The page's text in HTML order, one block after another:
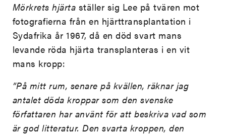
Mörkrets hjärta ställer sig Lee på tvären mot
fotografierna från en hjärttransplantation i
Sydafrika år 1967, då en död svart mans
levande röda hjärta transplanteras i en vit
mans kropp:
”På mitt rum, senare på kvällen, räknar jag
antalet döda kroppar som den svenske
författaren har använt för att beskriva vad som
är god litteratur. Den svarta kroppen, den